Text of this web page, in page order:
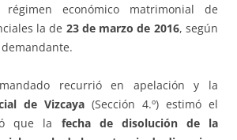
económico matrimonial de
la de 23 de marzo de 2016, según
recurrió en apelación y la
de Vizcaya (Sección 4.º) estimó el
que la fecha de disolución de la